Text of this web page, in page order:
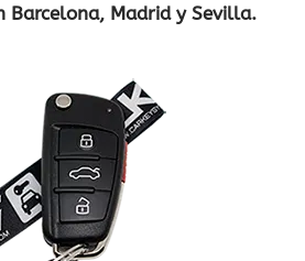
Barcelona, Madrid y Sevilla.